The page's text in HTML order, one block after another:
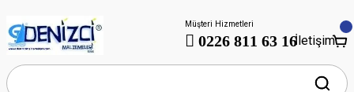
Müşteri Hizmetleri
0226 811 63 16İletişim